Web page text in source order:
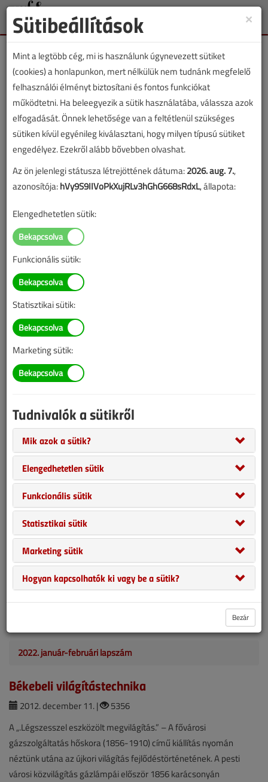
Toggle
Rusvai László
SZERZŐK LISTÁJA
3739 ||
Rusvai László cikkei
Gázcsillár
2022. február 3. |
1323
Régi építésű városi lakások felújításakor ma is gyakran bukkannak
fel a 19. század vívmányának, a gázvilágításnak relikviái, és sokan
130 éves acélcsövek, a modern csillár pedig a kampós dugóval
2022. január-februári lapszám
Békebeli világítástechnika
2012. december 11. |
5356
A „.Légszesszel eszközölt megvilágítás.” – A fővárosi
gázszolgáltatás hőskora (1856-1910) című kiállítás nyomán
néztünk utána az újkori világítás fejlődéstörténetének. A pesti
városi közvilágítás gázlámpái először 1856 karácsonyán
×
Sütibeállítások
Mint a legtöbb cég, mi is használunk úgynevezett sütiket
(cookies) a honlapunkon, mert nélkülük nem tudnánk megfelelő
felhasználói élményt biztosítani és fontos funkciókat
működtetni. Ha beleegyezik a sütik használatába, válassza azok
elfogadását. Önnek lehetősége van a feltétlenül szükséges
sütiken kívül egyénileg kiválasztani, hogy milyen típusú sütiket
engedélyez. Ezekről alább bővebben olvashat.
Az ön jelenlegi státusza létrejöttének dátuma:2026. aug. 7.,
azonosítója:hVy9S9IIVoPkXujRLv3hGhG668sRdxL, állapota:
Elengedhetetlen sütik:
Funkcionális sütik:
Statisztikai sütik:
Marketing sütik:
Tudnivalók a sütikről
Mik azok a sütik?
Elengedhetetlen sütik
Funkcionális sütik
Statisztikai sütik
Marketing sütik
Hogyan kapcsolhatók ki vagy be a sütik?
Bezár